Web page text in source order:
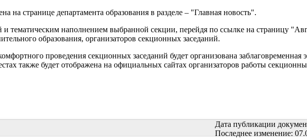
на странице департамента образования в разделе – "Главная новость".
наполнением выбранной секции, перейдя по ссылке на страницу
образования, организаторов секционных заседаний.
проведения секционных заседаний будет организована заблаговременная
также будет отображена на официальных сайтах организаторов работы
Дата публикации
Последнее изменение: